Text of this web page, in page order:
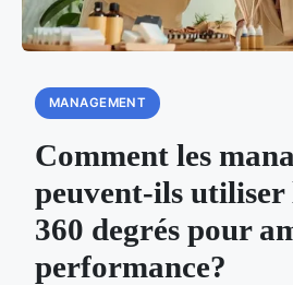
MANAGEMENT
Comment les
peuvent-ils utiliser
360 degrés pour
performance?